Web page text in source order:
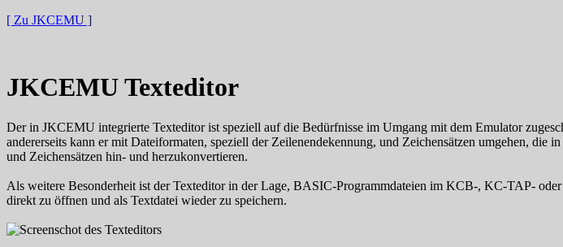
[ Zu JKCEMU ]
JKCEMU Texteditor
Der in JKCEMU integrierte Texteditor ist speziell auf die Bedürfnisse im Umgang mit dem Emulator
andererseits kann er mit Dateiformaten, speziell der Zeilenendekennung, und Zeichensätzen umgehen,
und Zeichensätzen hin- und herzukonvertieren.
Als weitere Besonderheit ist der Texteditor in der Lage, BASIC-Programmdateien im KCB-, KC-TAP-
direkt zu öffnen und als Textdatei wieder zu speichern.